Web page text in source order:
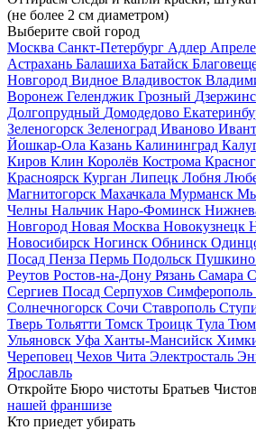
(не более 2 см диаметром)
Выберите свой город
Москва Санкт-Петербург Адлер
Астрахань Балашиха Батайск
Новгород Видное Владивосток
Воронеж Геленджик Грозный
Долгопрудный Домодедово
Зеленогорск Зеленоград Иваново
Йошкар-Ола Казань Калининград
Киров Клин Королёв Кострома
Красноярск Курган Липецк Лобня
Магнитогорск Махачкала Мурманск
Челны Нальчик Наро-Фоминск
Новгород Новая Москва Новокузнецк
Новосибирск Ногинск Обнинск
Посад Пенза Пермь Подольск Пушкино
Реутов Ростов-на-Дону Рязань Самара
Сергиев Посад Серпухов Симферополь
Солнечногорск Сочи Ставрополь
Тверь Тольятти Томск Троицк Тула
Ульяновск Уфа Ханты-Мансийск
Череповец Чехов Чита Электросталь
Ярославль
Откройте Бюро чистоты Братьев
нашей франшизе
Кто приедет убирать